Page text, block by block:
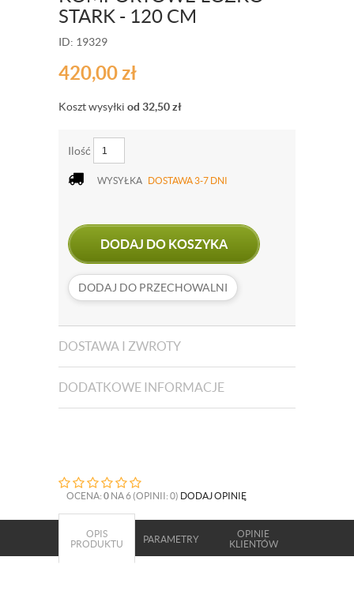
STARK - 120 CM
ID: 19329
420,00zł
Koszt wysyłki od 32,50zł
Ilość
WYSYŁKA DOSTAWA 3-7 DNI
DODAJ DO KOSZYKA
DODAJ DO PRZECHOWALNI
DOSTAWA I ZWROTY
DODATKOWE INFORMACJE
OCENA: 0 NA 6 (OPINII: 0) DODAJ OPINIĘ
OPIS
PRODUKTU
PARAMETRY
OPINIE
KLIENTÓW